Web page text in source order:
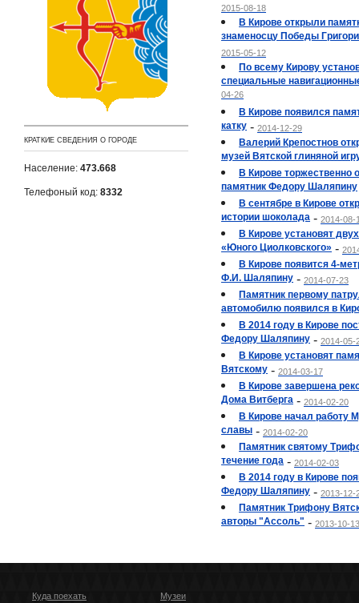
КРАТКИЕ СВЕДЕНИЯ О ГОРОДЕ
Население: 473.668
Телефоный код: 8332
2015-08-18
В Кирове открыли
знаменосцу Победы
2015-05-12
По всему Кирову
специальные
04-26
В Кирове появился
катку - 2014-12-29
Валерий Крепостнов
музей Вятской глиняной
В Кирове торжественно
памятник Федору Шаляпину
В сентябре в Кирове
истории шоколада - 2014-08-
В Кирове установят
«Юного Циолковского» -
В Кирове появится 4-
Ф.И. Шаляпину - 2014-07-23
Памятник первому
автомобилю появился в
В 2014 году в Кирове
Федору Шаляпину - 2014-05-
В Кирове установят
Вятскому - 2014-03-17
В Кирове завершена
Дома Витберга - 2014-02-20
В Кирове начал работу
славы - 2014-02-20
Памятник святому
течение года - 2014-02-03
В 2014 году в Кирове
Федору Шаляпину - 2013-12-
Памятник Трифону
авторы "Ассоль" - 2013-10-13
Куда поехать
Музеи